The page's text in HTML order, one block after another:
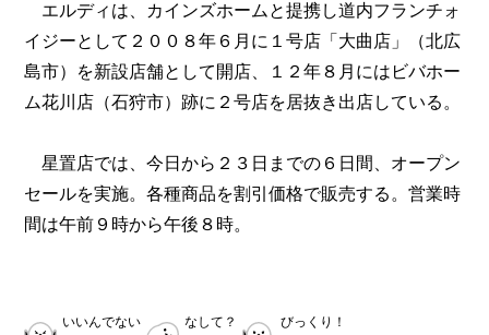
エルディは、カインズホームと提携し道内フランチォ
イジーとして２００８年６月に１号店「大曲店」（北広
島市）を新設店舗として開店、１２年８月にはビバホー
ム花川店（石狩市）跡に２号店を居抜き出店している。
星置店では、今日から２３日までの６日間、オープン
セールを実施。各種商品を割引価格で販売する。営業時
間は午前９時から午後８時。
いいんでない なして？ びっくり！